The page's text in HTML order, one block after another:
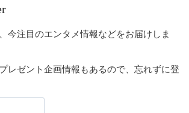
今注目のエンタメ情報などをお届けしま
レゼント企画情報もあるので、忘れずに登